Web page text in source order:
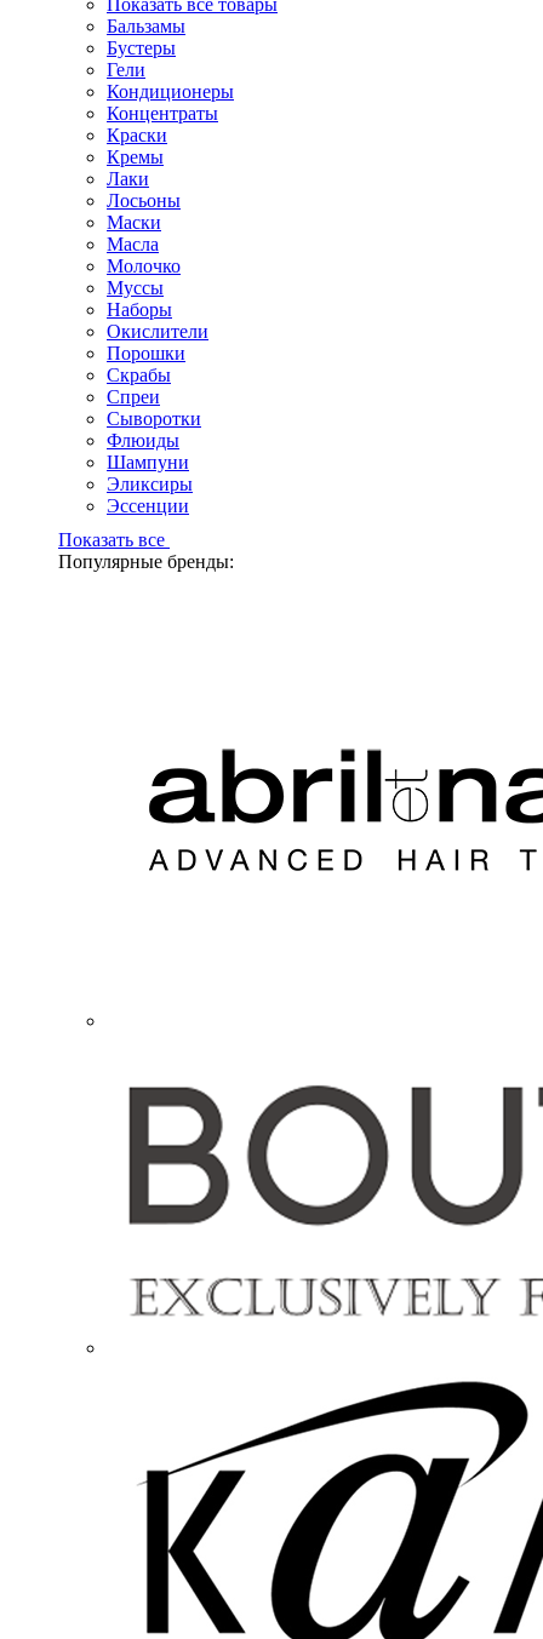
Показать все товары
Бальзамы
Бустеры
Гели
Кондиционеры
Концентраты
Краски
Кремы
Лаки
Лосьоны
Маски
Масла
Молочко
Муссы
Наборы
Окислители
Порошки
Скрабы
Спреи
Сыворотки
Флюиды
Шампуни
Эликсиры
Эссенции
Показать все
Популярные бренды: